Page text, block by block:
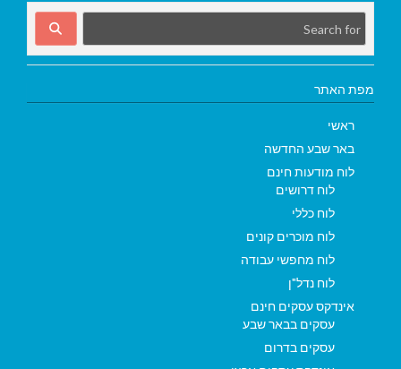
מפת האתר
ראשי
באר שבע החדשה
לוח מודעות חינם
לוח דרושים
לוח כללי
לוח מוכרים קונים
לוח מחפשי עבודה
לוח נדל"ן
אינדקס עסקים חינם
עסקים בבאר שבע
עסקים בדרום